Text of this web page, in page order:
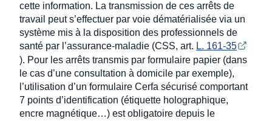
cette information. La transmission de ces arrêts de
travail peut s’effectuer par voie dématérialisée via un
système mis à la disposition des professionnels de
santé par l’assurance-maladie (CSS, art. L. 161-35
). Pour les arrêts transmis par formulaire papier (dans
le cas d’une consultation à domicile par exemple),
l’utilisation d’un formulaire Cerfa sécurisé comportant
7 points d’identification (étiquette holographique,
encre magnétique…) est obligatoire depuis le